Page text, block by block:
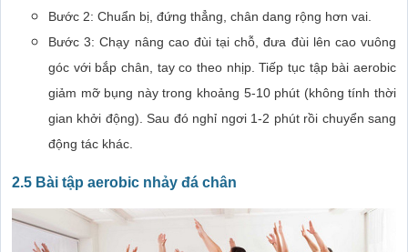
Bước 2: Chuẩn bị, đứng thẳng, chân dang rộng hơn vai.
Bước 3: Chạy nâng cao đùi tại chỗ, đưa đùi lên cao vuông
góc với bắp chân, tay co theo nhịp. Tiếp tục tập bài aerobic
giảm mỡ bụng này trong khoảng 5-10 phút (không tính thời
gian khởi động). Sau đó nghỉ ngơi 1-2 phút rồi chuyển sang
động tác khác.
2.5 Bài tập aerobic nhảy đá chân